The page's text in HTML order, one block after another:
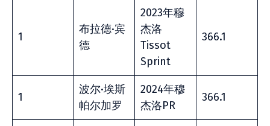
1
布拉德·宾
德
2023年穆
杰洛
Tissot
Sprint
366.1
1
波尔·埃斯
帕尔加罗
2024年穆
杰洛PR
366.1